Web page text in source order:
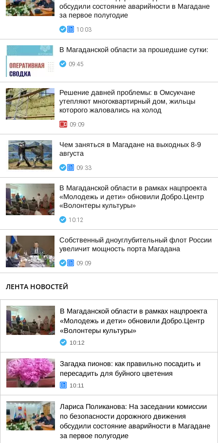
обсудили состояние аварийности в Магадане
за первое полугодие
10:03
В Магаданской области за прошедшие сутки:
09:45
Решение давней проблемы: в Омсукчане
утепляют многоквартирный дом, жильцы
которого жаловались на холод
09:09
Чем заняться в Магадане на выходных 8-9
августа
09:33
В Магаданской области в рамках нацпроекта
«Молодежь и дети» обновили Добро.Центр
«Волонтеры культуры»
10:12
Собственный дноуглубительный флот России
увеличит мощность порта Магадана
09:09
ЛЕНТА НОВОСТЕЙ
В Магаданской области в рамках нацпроекта
«Молодежь и дети» обновили Добро.Центр
«Волонтеры культуры»
10:12
Загадка пионов: как правильно посадить и
пересадить для буйного цветения
10:11
Лариса Поликанова: На заседании комиссии
по безопасности дорожного движения
обсудили состояние аварийности в Магадане
за первое полугодие